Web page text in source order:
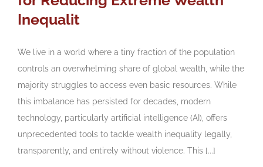
Inequalit
We live in a world where a tiny fraction of the population
controls an overwhelming share of global wealth, while the
majority struggles to access even basic resources. While
this imbalance has persisted for decades, modern
technology, particularly artificial intelligence (AI), offers
unprecedented tools to tackle wealth inequality legally,
transparently, and entirely without violence. This [...]